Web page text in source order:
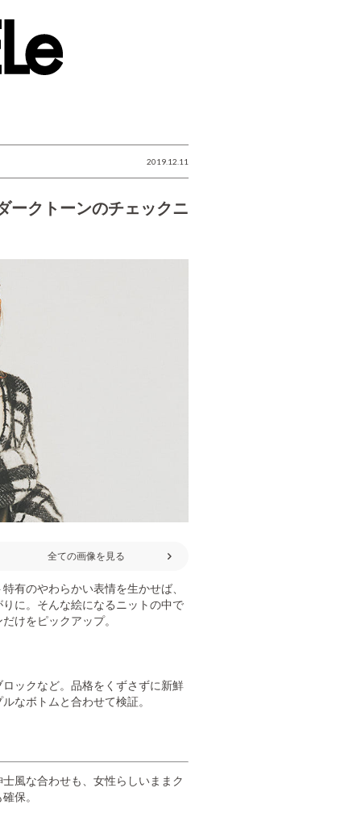
2019.12.11
ークトーンのチェックニ
全ての画像を見る
有のやわらかい表情を生かせば、
に。そんな絵になるニットの中で
けをピックアップ。
ックなど。品格をくずさずに新鮮
なボトムと合わせて検証。
風な合わせも、女性らしいままク
保。